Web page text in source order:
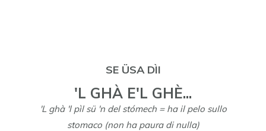
SE ÜSA DÌI
'L GHÀ E'L GHÈ...
'L ghà 'l pìl sü 'n del stómech = ha il pelo sullo
stomaco (non ha paura di nulla)